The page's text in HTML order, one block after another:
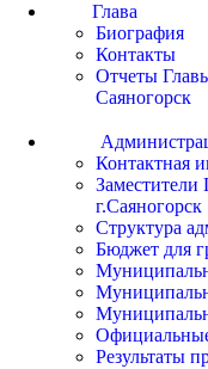
Глава
Биография
Контакты
Отчеты
Саяногорск
Контактная
Заместители
г.Саяногорск
Структура
Бюджет для
Результаты